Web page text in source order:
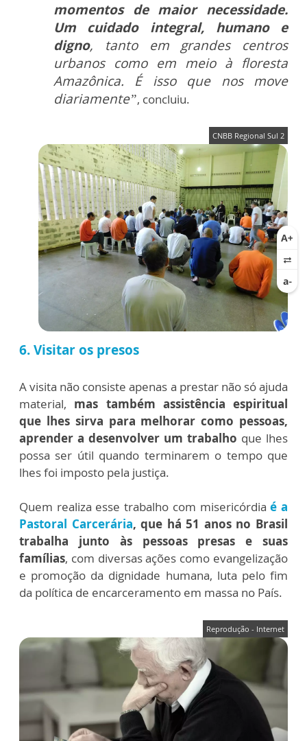
momentos de maior necessidade.
Um cuidado integral, humano e
digno, tanto em grandes centros
urbanos como em meio à floresta
Amazônica. É isso que nos move
diariamente”, concluiu.
CNBB Regional Sul 2
6. Visitar os presos
A visita não consiste apenas a prestar não só ajuda
material, mas também assistência espiritual
que lhes sirva para melhorar como pessoas,
aprender a desenvolver um trabalho que lhes
possa ser útil quando terminarem o tempo que
lhes foi imposto pela justiça.
Quem realiza esse trabalho com misericórdia é a
Pastoral Carcerária, que há 51 anos no Brasil
trabalha junto às pessoas presas e suas
famílias, com diversas ações como evangelização
e promoção da dignidade humana, luta pelo fim
da política de encarceramento em massa no País.
Reprodução - Internet